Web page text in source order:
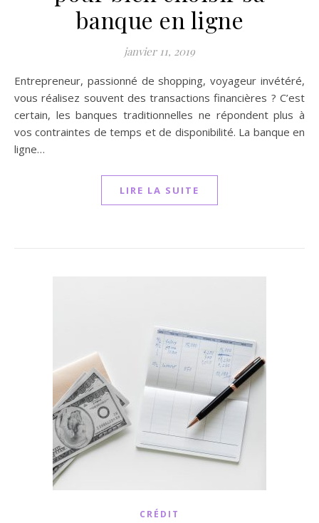
banque en ligne
janvier 11, 2019
Entrepreneur, passionné de shopping, voyageur invétéré,
vous réalisez souvent des transactions financières ? C’est
certain, les banques traditionnelles ne répondent plus à
vos contraintes de temps et de disponibilité. La banque en
ligne…
LIRE LA SUITE
CRÉDIT